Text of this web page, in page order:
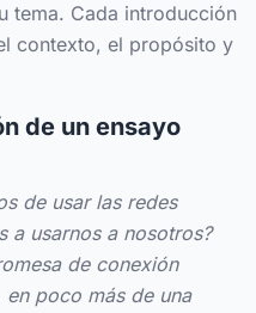
tema. Cada introducción
contexto, el propósito y
de un ensayo
de usar las redes
a usarnos a nosotros?
de conexión
poco más de una